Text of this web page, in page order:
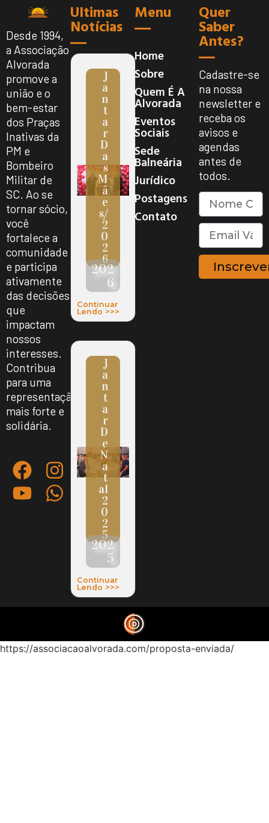
Desde 1994,
a Associação
Alvorada
promove a
união e o
bem-estar
dos Praças
Inativas da
PM e
Bombeiro
Militar de
SC. Ao se
tornar sócio,
você
fortalece a
comunidade
e participa
ativamente
das decisões
que
impactam
nossos
interesses.
Contribua
para uma
representação
mais forte e
solidária.
Ultimas
Notícias
J
A
N
T
A
R
D
A
S
M
Ã
E
S/
2
0
2
6
202
6
Continuar
Lendo >>>
J
A
N
T
A
R
D
E
N
A
T
Al
2
0
2
5
202
5
Continuar
Lendo >>>
Menu
Home
Sobre
Quem É A
Alvorada
Eventos
Sociais
Sede
Balneária
Jurídico
Postagens
Contato
Quer
Saber
Antes?
Cadastre-se
na nossa
newsletter e
receba os
avisos e
agendas
antes de
todos.
https://associacaoalvorada.com/proposta-enviada/